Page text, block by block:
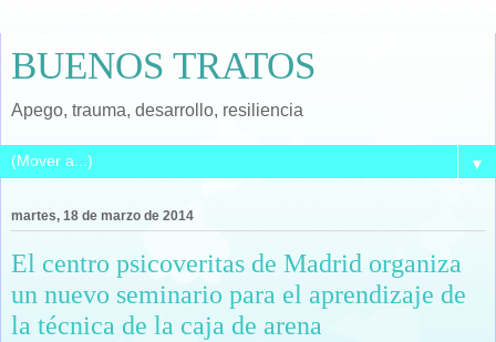
BUENOS TRATOS
Apego, trauma, desarrollo, resiliencia
▼
martes, 18 de marzo de 2014
El centro psicoveritas de Madrid organiza
un nuevo seminario para el aprendizaje de
la técnica de la caja de arena